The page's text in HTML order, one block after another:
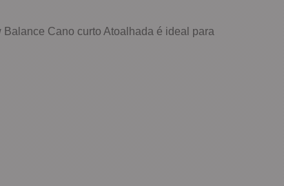
Cano curto Atoalhada é ideal para